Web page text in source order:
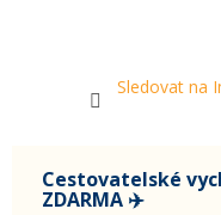
Sledovat na
Cestovatelské
ZDARMA ✈️